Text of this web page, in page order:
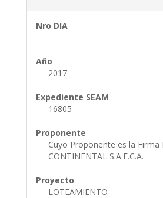
Nro DIA
Año
2017
Expediente SEAM
16805
Proponente
Cuyo Proponente es la Firma
CONTINENTAL S.A.E.C.A.
Proyecto
LOTEAMIENTO